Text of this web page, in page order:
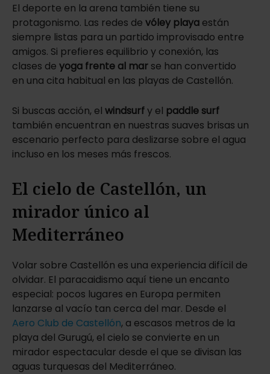
El deporte en la arena también tiene su
protagonismo. Las redes de vóley playa están
siempre listas para un partido improvisado entre
amigos. Si prefieres equilibrio y conexión, las
clases de yoga frente al mar se han convertido
en una cita habitual en las playas de Castellón.
Si buscas acción, el windsurfy el paddle surf
también encuentran en nuestras suaves brisas un
escenario perfecto para deslizarse sobre el agua
incluso en los meses más frescos.
El cielo de Castellón, un
mirador único al
Mediterráneo
Volar sobre Castellón es una experiencia difícil de
olvidar. El paracaidismo aquí tiene un encanto
especial: pocos lugares en Europa permiten
lanzarse al vacío tan cerca del mar. Desde el
Aero Club de Castellón, a escasos metros de la
playa del Gurugú, el cielo se convierte en un
mirador espectacular desde el que se divisan las
aguas turquesas del Mediterráneo.